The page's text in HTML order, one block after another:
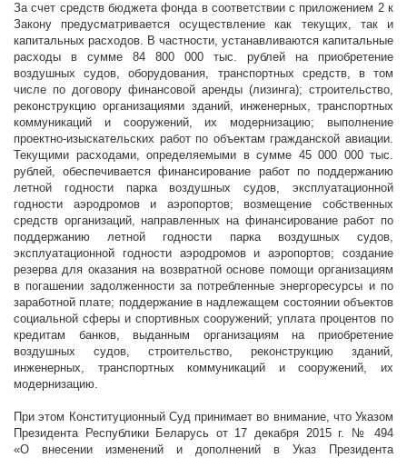
За счет средств бюджета фонда в соответствии с приложением 2 к
Закону предусматривается осуществление как текущих, так и
капитальных расходов. В частности, устанавливаются капитальные
расходы в сумме 84 800 000 тыс. рублей на приобретение
воздушных судов, оборудования, транспортных средств, в том
числе по договору финансовой аренды (лизинга); строительство,
реконструкцию организациями зданий, инженерных, транспортных
коммуникаций и сооружений, их модернизацию; выполнение
проектно-изыскательских работ по объектам гражданской авиации.
Текущими расходами, определяемыми в сумме 45 000 000 тыс.
рублей, обеспечивается финансирование работ по поддержанию
летной годности парка воздушных судов, эксплуатационной
годности аэродромов и аэропортов; возмещение собственных
средств организаций, направленных на финансирование работ по
поддержанию летной годности парка воздушных судов,
эксплуатационной годности аэродромов и аэропортов; создание
резерва для оказания на возвратной основе помощи организациям
в погашении задолженности за потребленные энергоресурсы и по
заработной плате; поддержание в надлежащем состоянии объектов
социальной сферы и спортивных сооружений; уплата процентов по
кредитам банков, выданным организациям на приобретение
воздушных судов, строительство, реконструкцию зданий,
инженерных, транспортных коммуникаций и сооружений, их
модернизацию.
При этом Конституционный Суд принимает во внимание, что Указом
Президента Республики Беларусь от 17 декабря 2015 г. № 494
«О внесении изменений и дополнений в Указ Президента